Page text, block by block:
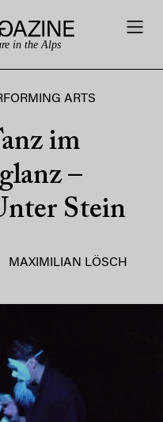
in the Alps
ARTS
im
–
Stein
MAXIMILIAN LÖSCH